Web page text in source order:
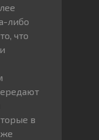
либо
что
в